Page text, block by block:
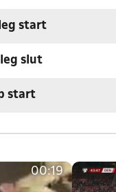
start
slut
start
00:19